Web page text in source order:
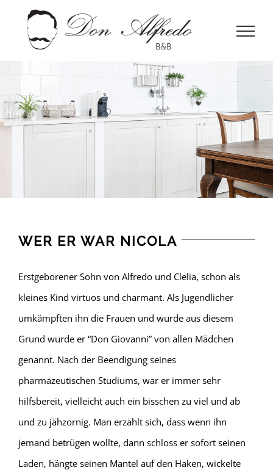
WER ER WAR NICOLA
Erstgeborener Sohn von Alfredo und Clelia, schon als
kleines Kind virtuos und charmant. Als Jugendlicher
umkämpften ihn die Frauen und wurde aus diesem
Grund wurde er “Don Giovanni” von allen Mädchen
genannt. Nach der Beendigung seines
pharmazeutischen Studiums, war er immer sehr
hilfsbereit, vielleicht auch ein bisschen zu viel und ab
und zu jähzornig. Man erzählt sich, dass wenn ihn
jemand betrügen wollte, dann schloss er sofort seinen
Laden, hängte seinen Mantel auf den Haken, wickelte